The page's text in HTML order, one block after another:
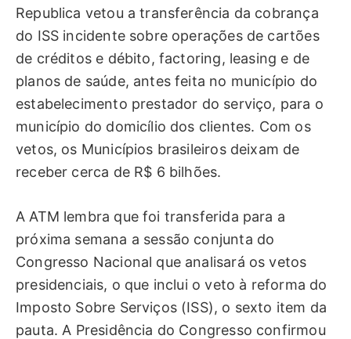
Republica vetou a transferência da cobrança
do ISS incidente sobre operações de cartões
de créditos e débito, factoring, leasing e de
planos de saúde, antes feita no município do
estabelecimento prestador do serviço, para o
município do domicílio dos clientes. Com os
vetos, os Municípios brasileiros deixam de
receber cerca de R$ 6 bilhões.
A ATM lembra que foi transferida para a
próxima semana a sessão conjunta do
Congresso Nacional que analisará os vetos
presidenciais, o que inclui o veto à reforma do
Imposto Sobre Serviços (ISS), o sexto item da
pauta. A Presidência do Congresso confirmou